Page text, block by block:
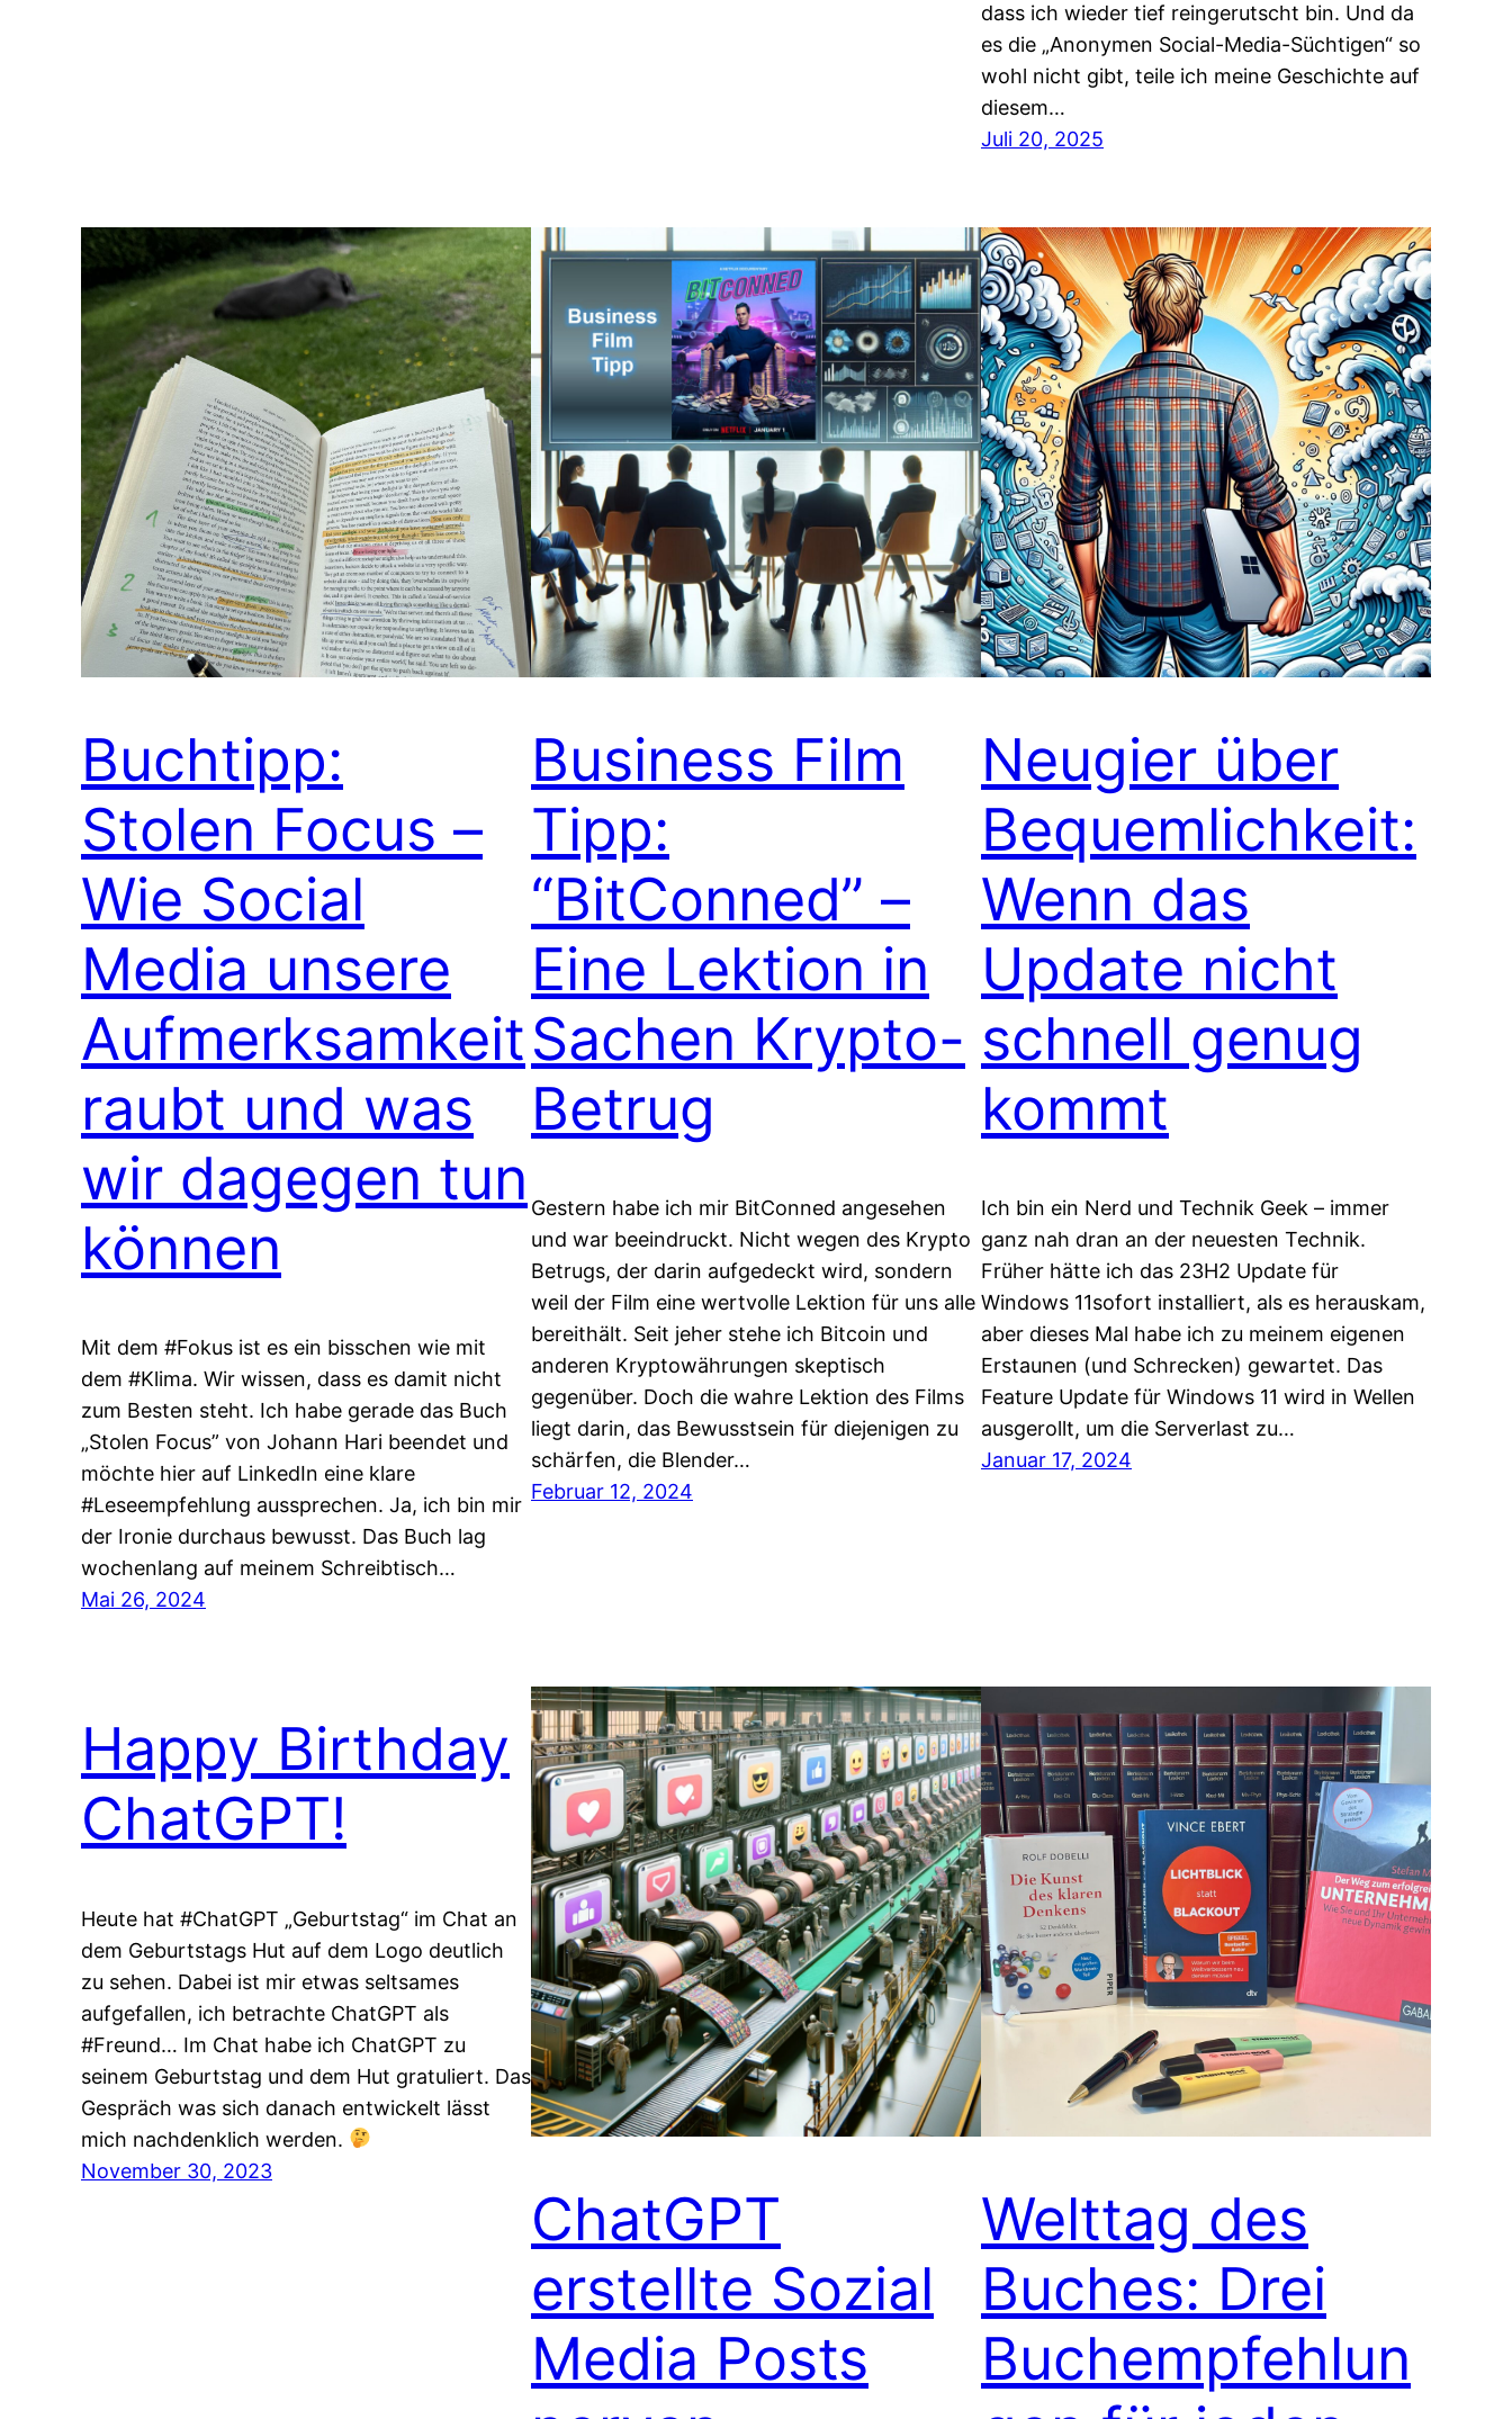
dass ich wieder tief reingerutscht bin. Und da
es die „Anonymen Social-Media-Süchtigen“ so
wohl nicht gibt, teile ich meine Geschichte auf
diesem…
Juli 20, 2025
Buchtipp:
Stolen Focus –
Wie Social
Media unsere
Aufmerksamkeit
raubt und was
wir dagegen tun
können
Mit dem #Fokus ist es ein bisschen wie mit
dem #Klima. Wir wissen, dass es damit nicht
zum Besten steht. Ich habe gerade das Buch
„Stolen Focus” von Johann Hari beendet und
möchte hier auf LinkedIn eine klare
#Leseempfehlung aussprechen. Ja, ich bin mir
der Ironie durchaus bewusst. Das Buch lag
wochenlang auf meinem Schreibtisch…
Mai 26, 2024
Business Film
Tipp:
“BitConned” –
Eine Lektion in
Sachen Krypto-
Betrug
Gestern habe ich mir BitConned angesehen
und war beeindruckt. Nicht wegen des Krypto
Betrugs, der darin aufgedeckt wird, sondern
weil der Film eine wertvolle Lektion für uns alle
bereithält. Seit jeher stehe ich Bitcoin und
anderen Kryptowährungen skeptisch
gegenüber. Doch die wahre Lektion des Films
liegt darin, das Bewusstsein für diejenigen zu
schärfen, die Blender…
Februar 12, 2024
Neugier über
Bequemlichkeit:
Wenn das
Update nicht
schnell genug
kommt
Ich bin ein Nerd und Technik Geek – immer
ganz nah dran an der neuesten Technik.
Früher hätte ich das 23H2 Update für
Windows 11sofort installiert, als es herauskam,
aber dieses Mal habe ich zu meinem eigenen
Erstaunen (und Schrecken) gewartet. Das
Feature Update für Windows 11 wird in Wellen
ausgerollt, um die Serverlast zu…
Januar 17, 2024
Happy Birthday
ChatGPT!
Heute hat #ChatGPT „Geburtstag“ im Chat an
dem Geburtstags Hut auf dem Logo deutlich
zu sehen. Dabei ist mir etwas seltsames
aufgefallen, ich betrachte ChatGPT als
#Freund… Im Chat habe ich ChatGPT zu
seinem Geburtstag und dem Hut gratuliert. Das
Gespräch was sich danach entwickelt lässt
mich nachdenklich werden.
November 30, 2023
ChatGPT
erstellte Sozial
Media Posts
Welttag des
Buches: Drei
Buchempfehlun